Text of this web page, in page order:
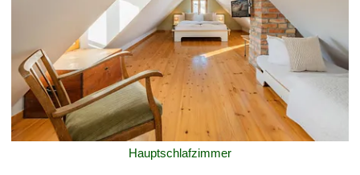
Hauptschlafzimmer